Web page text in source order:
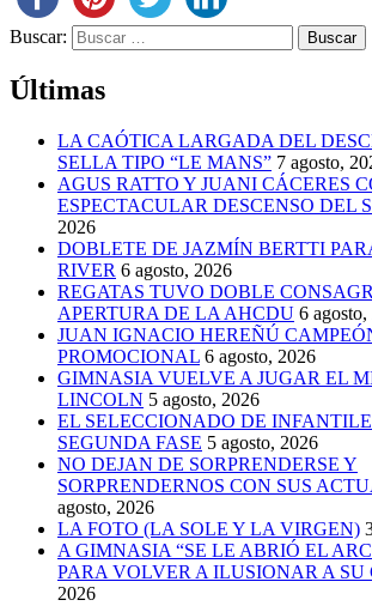
Buscar:
Últimas
LA CAÓTICA LARGADA DEL
SELLA TIPO “LE MANS” 7 agosto,
AGUS RATTO Y JUANI CÁCERES
ESPECTACULAR DESCENSO DEL
2026
DOBLETE DE JAZMÍN BERTTI
RIVER 6 agosto, 2026
REGATAS TUVO DOBLE
APERTURA DE LA AHCDU 6
JUAN IGNACIO HEREÑÚ
PROMOCIONAL 6 agosto, 2026
GIMNASIA VUELVE A JUGAR EL
LINCOLN 5 agosto, 2026
EL SELECCIONADO DE
SEGUNDA FASE 5 agosto, 2026
NO DEJAN DE SORPRENDERSE Y
SORPRENDERNOS CON SUS
agosto, 2026
LA FOTO (LA SOLE Y LA VIRGEN)
A GIMNASIA “SE LE ABRIÓ EL
PARA VOLVER A ILUSIONAR A SU
2026